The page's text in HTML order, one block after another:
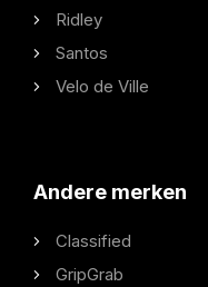
Ridley
Santos
Velo de Ville
Andere merken
Classified
GripGrab